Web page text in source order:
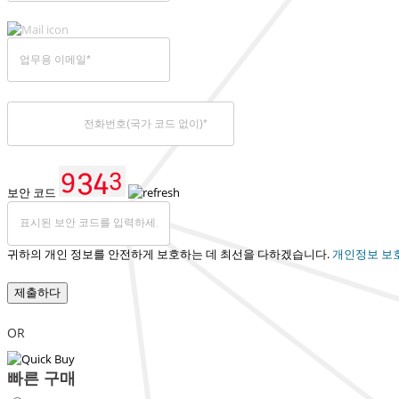
보안 코드
귀하의 개인 정보를 안전하게 보호하는 데 최선을 다하겠습니다. 개인정보 보
제출하다
OR
빠른 구매